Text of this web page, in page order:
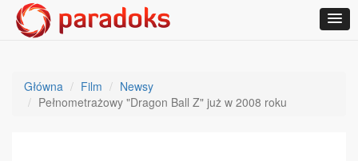
Główna Film
Newsy
Pełnometrażowy "Dragon Ball Z" już w 2008 roku